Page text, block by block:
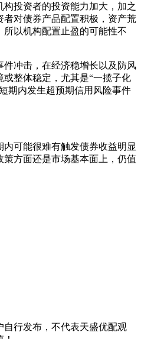
投资者的投资能力加大，加之
对债券产品配置积极，资产荒
以机构配置止盈的可能性不
冲击，在经济稳增长以及防风
整体稳定，尤其是“一揽子化
期内发生超预期信用风险事件
可能很难有触发债券收益明显
方面还是市场基本面上，仍值
行发布，不代表天盛优配观